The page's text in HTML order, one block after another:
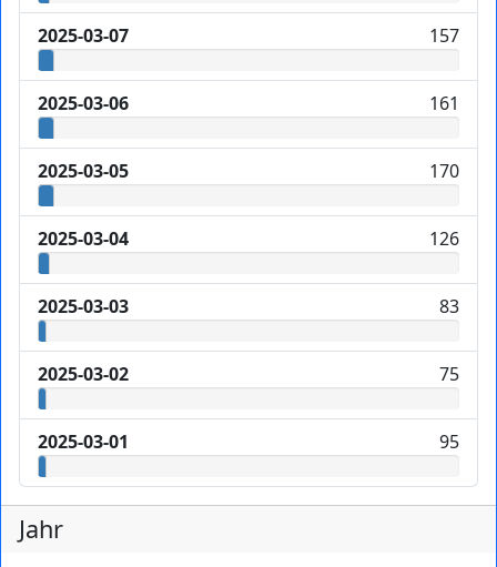
2025-03-07 157
2025-03-06 161
2025-03-05 170
2025-03-04 126
2025-03-03 83
2025-03-02 75
2025-03-01 95
Jahr